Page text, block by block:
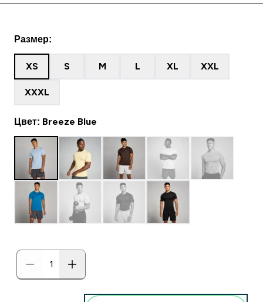
Размер:
XS S M L XL XXL
XXXL
Цвет: Breeze Blue